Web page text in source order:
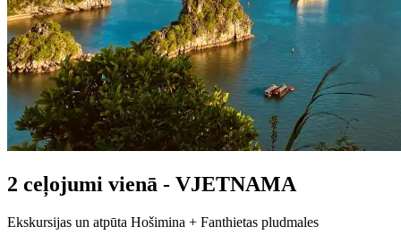
2 ceļojumi vienā - VJETNAMA
Ekskursijas un atpūta Hošimina + Fanthietas pludmales